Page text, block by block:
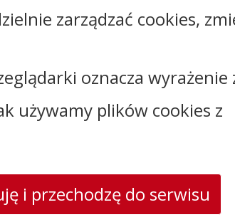
/CUW_B_K/Skrytka_ESP/
AE:PL-19843-17037-AJBTF-17
zarządzać cookies,
oznacza wyrażenie
używamy plików cookies z
i przechodzę do serwisu